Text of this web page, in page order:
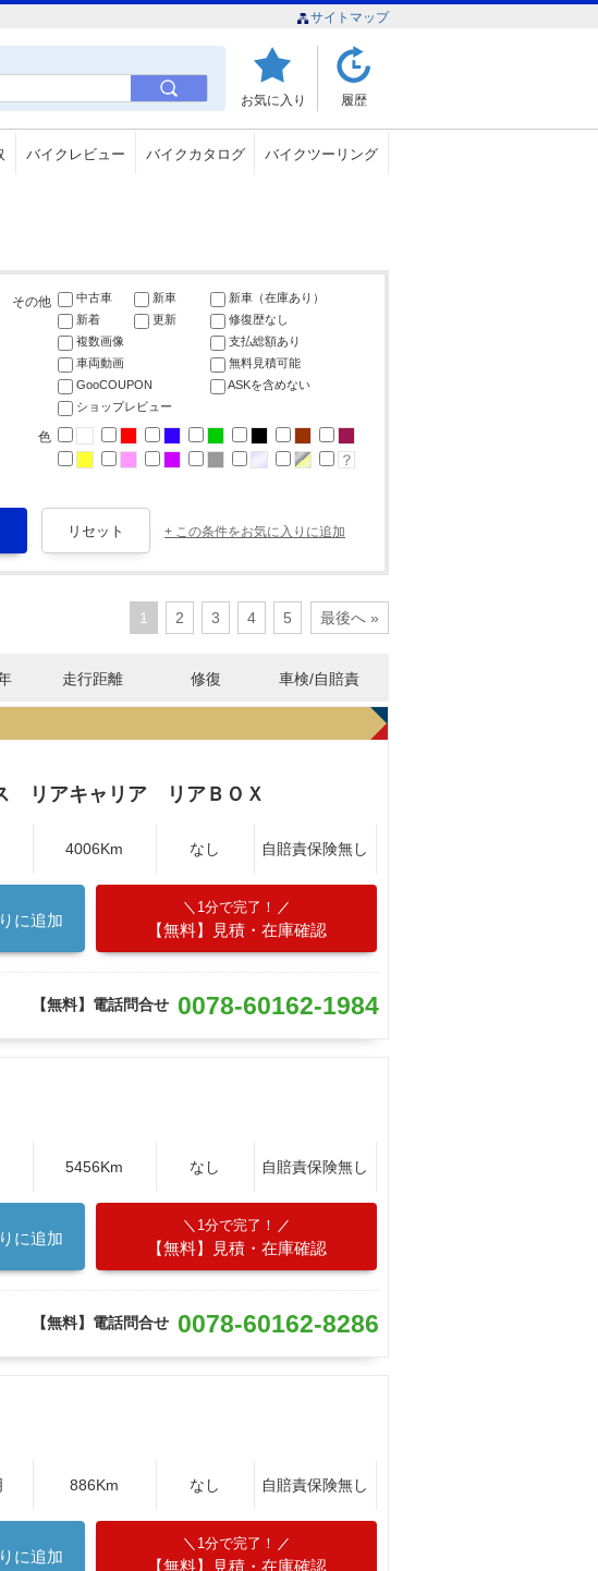
サイトマップ
お気に入り 履歴
バイクレビュー バイクカタログ バイクツーリング
その他 中古車 新車
新車（在庫あり）
新着
更新
修復歴なし
複数画像
支払総額あり
車両動画
無料見積可能
GooCOUPON
ASKを含めない
ショップレビュー
色
+ この条件をお気に入りに追加
1 2 3 4 5 最後へ »
走行距離 修復 車検/自賠責
リアキャリア リアＢＯＸ
4006Km なし 自賠責保険無し
に追加
1分で完了！
【無料】見積・在庫確認
【無料】電話問合せ 0078-60162-1984
5456Km なし 自賠責保険無し
に追加
1分で完了！
【無料】見積・在庫確認
【無料】電話問合せ 0078-60162-8286
886Km なし 自賠責保険無し
に追加
1分で完了！
【無料】見積・在庫確認